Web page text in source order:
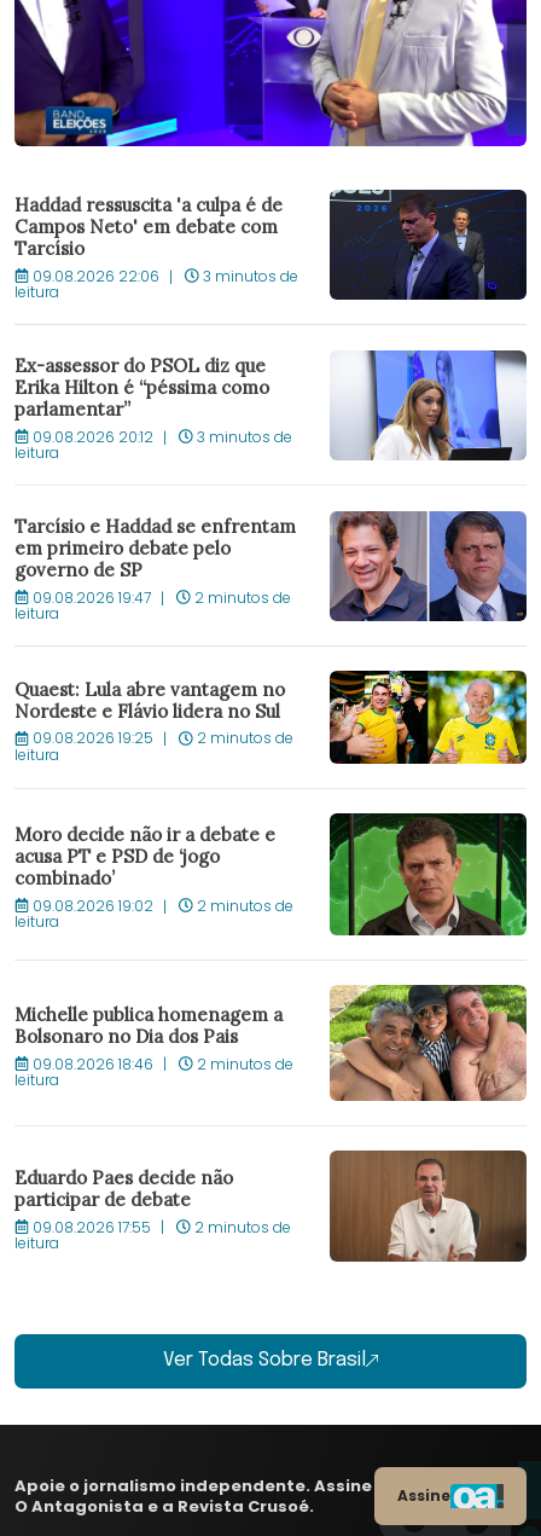
Haddad ressuscita 'a culpa é de
Campos Neto' em debate com
Tarcísio
09.08.2026 22:06 3 minutos de
leitura
Ex-assessor do PSOL diz que
Erika Hilton é “péssima como
parlamentar”
09.08.2026 20:12 3 minutos de
leitura
Tarcísio e Haddad se enfrentam
em primeiro debate pelo
governo de SP
09.08.2026 19:47 2 minutos de
leitura
Quaest: Lula abre vantagem no
Nordeste e Flávio lidera no Sul
09.08.2026 19:25 2 minutos de
leitura
Moro decide não ir a debate e
acusa PT e PSD de ‘jogo
combinado’
09.08.2026 19:02 2 minutos de
leitura
Michelle publica homenagem a
Bolsonaro no Dia dos Pais
09.08.2026 18:46 2 minutos de
leitura
Eduardo Paes decide não
participar de debate
09.08.2026 17:55 2 minutos de
leitura
Ver Todas Sobre Brasil
Apoie o jornalismo independente. Assine
O Antagonista e a Revista Crusoé.
Assine